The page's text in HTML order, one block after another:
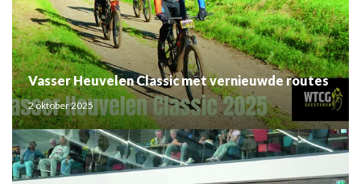
Vasser Heuvelen Classic met vernieuwde routes
2 oktober 2025